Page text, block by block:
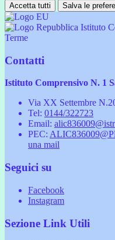
Accetta tutti Salva le
Istituto
Terme
Contatti
Istituto Comprensivo N. 1
Via XX Settembre
Tel: 0144/322723
Email:
PEC:
una mail
Seguici su
Facebook
Instagram
Sezione Link Utili